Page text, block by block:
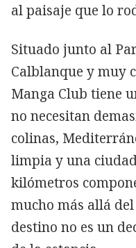
al paisaje que lo
Situado junto al
Calblanque y muy
Manga Club tiene
no necesitan
colinas,
limpia y una
kilómetros
mucho más allá
destino no es un